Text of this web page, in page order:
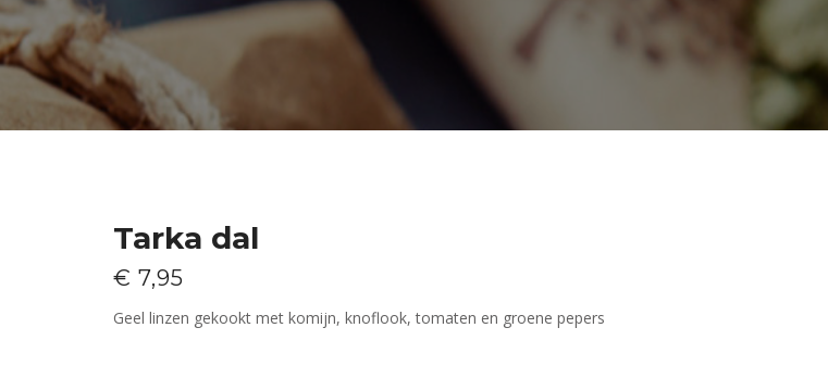
Tarka dal
€ 7,95
Geel linzen gekookt met komijn, knoflook, tomaten en groene pepers